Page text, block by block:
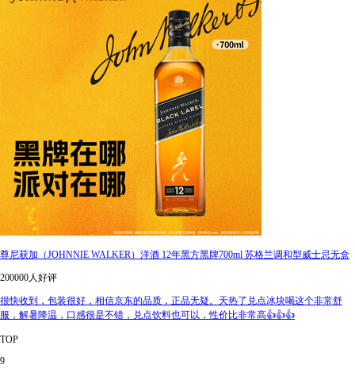
尊尼获加（JOHNNIE WALKER）洋酒 12年黑方黑牌700ml 苏格兰调和型威士忌无盒
200000人好评
很快收到，包装很好，相信京东的品质，正品无疑。天热了兑点冰块喝这个非常舒
服，解暑降温，口感很是不错，兑点饮料也可以，性价比非常高👍👍👍
TOP
9